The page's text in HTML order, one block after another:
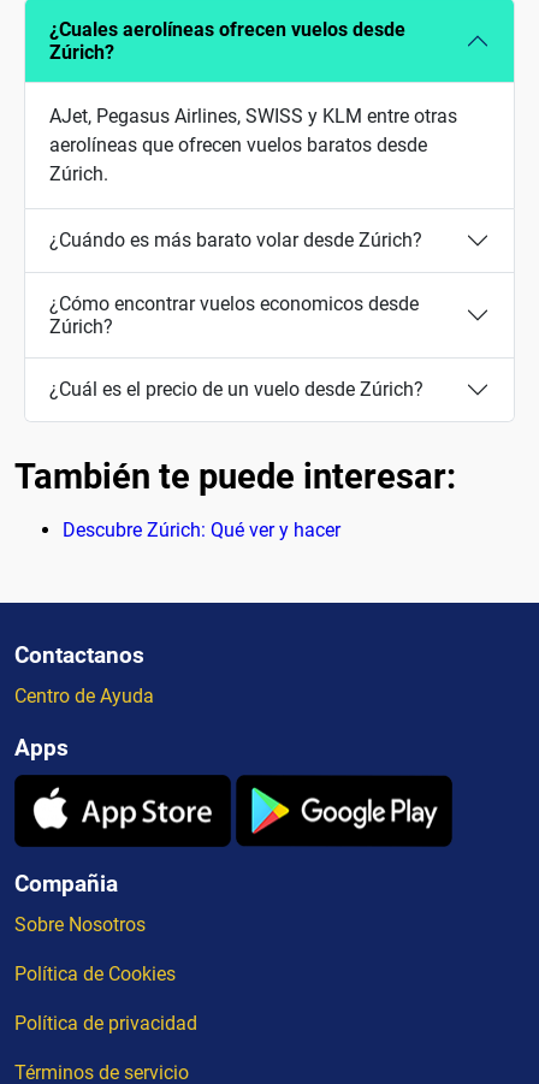
¿Cuales aerolíneas ofrecen vuelos desde
Zúrich?
AJet, Pegasus Airlines, SWISS y KLM entre otras
aerolíneas que ofrecen vuelos baratos desde
Zúrich.
¿Cuándo es más barato volar desde Zúrich?
¿Cómo encontrar vuelos economicos desde
Zúrich?
¿Cuál es el precio de un vuelo desde Zúrich?
También te puede interesar:
Descubre Zúrich: Qué ver y hacer
Contactanos
Centro de Ayuda
Apps
Compañia
Sobre Nosotros
Política de Cookies
Política de privacidad
Términos de servicio